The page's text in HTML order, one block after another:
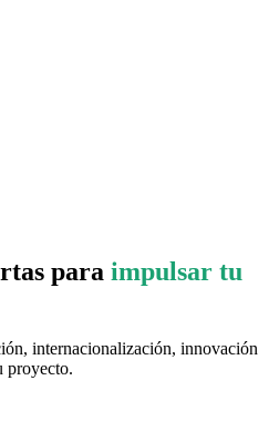
para impulsar tu
internacionalización, innovación
proyecto.